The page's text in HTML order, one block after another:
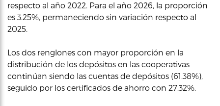
respecto al año 2022. Para el año 2026, la proporción
es 3.25%, permaneciendo sin variación respecto al
2025.
Los dos renglones con mayor proporción en la
distribución de los depósitos en las cooperativas
continúan siendo las cuentas de depósitos (61.38%),
seguido por los certificados de ahorro con 27.32%.